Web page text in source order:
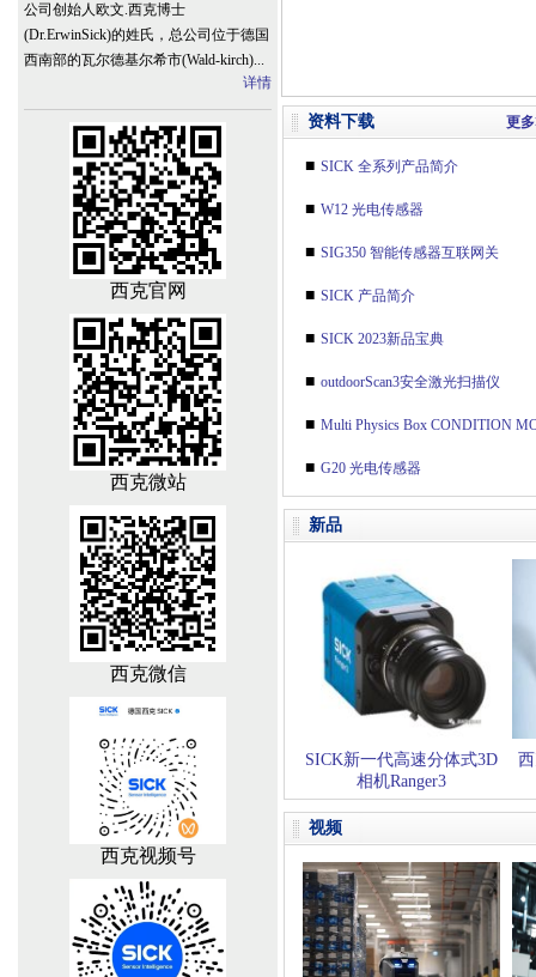
公司创始人欧文.西克博士
(Dr.ErwinSick)的姓氏，总公司位于德国
西南部的瓦尔德基尔希市(Wald-kirch)...
详情
西克官网
西克微站
西克微信
西克视频号
资料下载 更
■ SICK 全系列产品简介
■ W12 光电传感器
■ SIG350 智能传感器互联网关
■ SICK 产品简介
■ SICK 2023新品宝典
■ outdoorScan3安全激光扫描仪
■ Multi Physics Box CONDITION MONITORING（状态监测）传感
■ G20 光电传感器
新品
SICK新一代高速分体式3D
相机Ranger3
视频